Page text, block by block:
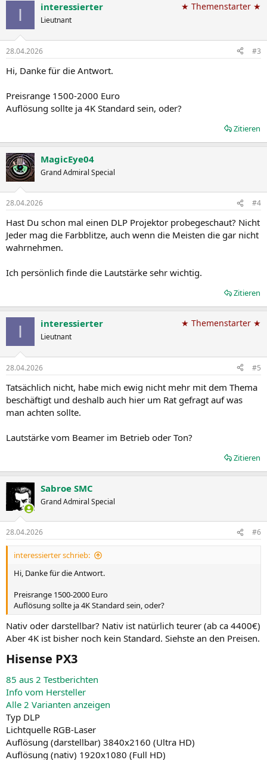
I interessierter
Lieutnant
★ Themenstarter ★
28.04.2026 #3
Hi, Danke für die Antwort.
Preisrange 1500-2000 Euro
Auflösung sollte ja 4K Standard sein, oder?
Zitieren
MagicEye04
Grand Admiral Special
28.04.2026 #4
Hast Du schon mal einen DLP Projektor probegeschaut? Nicht
Jeder mag die Farbblitze, auch wenn die Meisten die gar nicht
wahrnehmen.
Ich persönlich finde die Lautstärke sehr wichtig.
Zitieren
I interessierter
Lieutnant
★ Themenstarter ★
28.04.2026 #5
Tatsächlich nicht, habe mich ewig nicht mehr mit dem Thema
beschäftigt und deshalb auch hier um Rat gefragt auf was
man achten sollte.
Lautstärke vom Beamer im Betrieb oder Ton?
Zitieren
Sabroe SMC
Grand Admiral Special
28.04.2026 #6
interessierter schrieb:
Hi, Danke für die Antwort.
Preisrange 1500-2000 Euro
Auflösung sollte ja 4K Standard sein, oder?
Nativ oder darstellbar? Nativ ist natürlich teurer (ab ca 4400€)
Aber 4K ist bisher noch kein Standard. Siehste an den Preisen.
Hisense PX3​
85 aus 2 Testberichten
Info vom Hersteller
Alle 2 Varianten anzeigen
Typ DLP
Lichtquelle RGB-Laser
Auflösung (darstellbar) 3840x2160 (Ultra HD)
Auflösung (nativ) 1920x1080 (Full HD)